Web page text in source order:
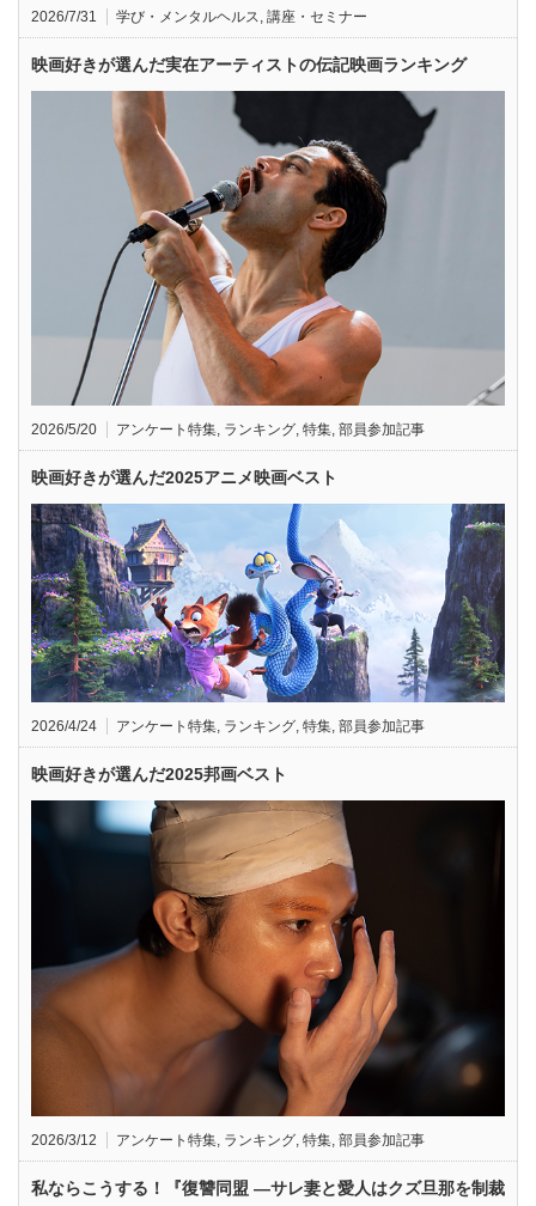
2026/7/31 学び・メンタルヘルス 講座・セミナー
映画好きが選んだ実在アーティストの伝記映画ランキング
2026/5/20 アンケート特集, ランキング, 特集, 部員参加記事
映画好きが選んだ2025アニメ映画ベスト
2026/4/24 アンケート特集, ランキング, 特集, 部員参加記事
映画好きが選んだ2025邦画ベスト
2026/3/12 アンケート特集, ランキング, 特集, 部員参加記事
私ならこうする！『復讐同盟 —サレ妻と愛人はクズ旦那を制裁